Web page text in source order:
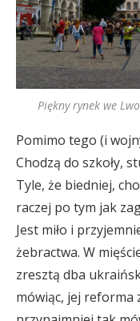
Piękny rynek we
Pomimo tego (i
Chodzą do szkoły,
Tyle, że biedniej,
raczej po tym jak
Jest miło i
żebractwa. W
zresztą dba
mówiąc, jej reforma